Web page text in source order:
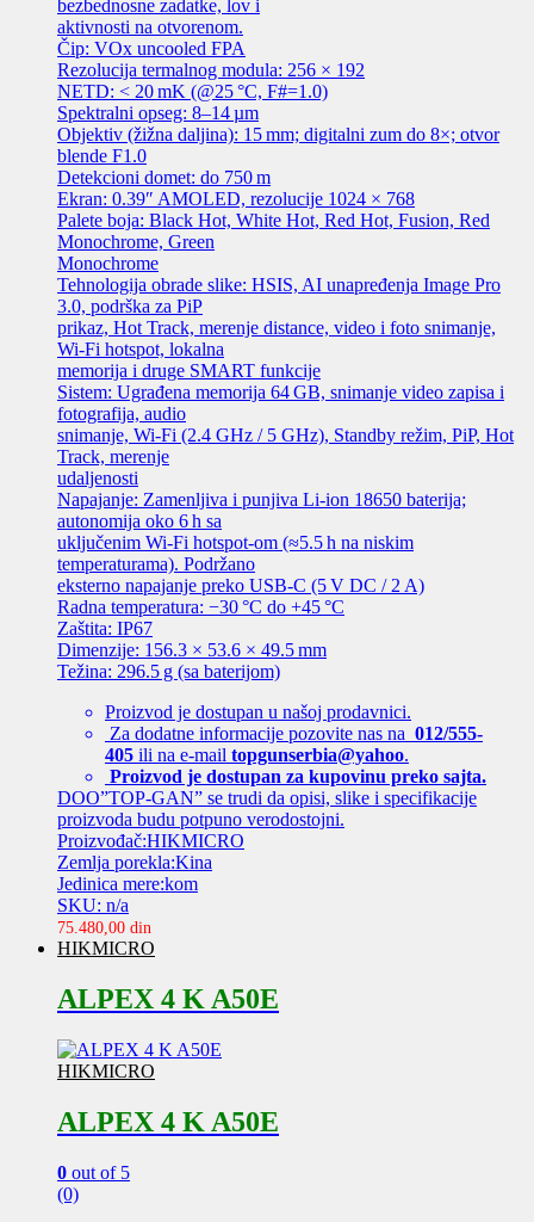
bezbednosne zadatke, lov i
aktivnosti na otvorenom.
Čip: VOx uncooled FPA
Rezolucija termalnog modula: 256 × 192
NETD: < 20 mK (@25 °C, F#=1.0)
Spektralni opseg: 8–14 µm
Objektiv (žižna daljina): 15 mm; digitalni zum do 8×; otvor
blende F1.0
Detekcioni domet: do 750 m
Ekran: 0.39″ AMOLED, rezolucije 1024 × 768
Palete boja: Black Hot, White Hot, Red Hot, Fusion, Red
Monochrome, Green
Monochrome
Tehnologija obrade slike: HSIS, AI unapređenja Image Pro
3.0, podrška za PiP
prikaz, Hot Track, merenje distance, video i foto snimanje,
Wi‑Fi hotspot, lokalna
memorija i druge SMART funkcije
Sistem: Ugrađena memorija 64 GB, snimanje video zapisa i
fotografija, audio
snimanje, Wi‑Fi (2.4 GHz / 5 GHz), Standby režim, PiP, Hot
Track, merenje
udaljenosti
Napajanje: Zamenljiva i punjiva Li‑ion 18650 baterija;
autonomija oko 6 h sa
uključenim Wi‑Fi hotspot-om (≈5.5 h na niskim
temperaturama). Podržano
eksterno napajanje preko USB-C (5 V DC / 2 A)
Radna temperatura: −30 °C do +45 °C
Zaštita: IP67
Dimenzije: 156.3 × 53.6 × 49.5 mm
Težina: 296.5 g (sa baterijom)
Proizvod je dostupan u našoj prodavnici.
Za dodatne informacije pozovite nas na 012/555-
405 ili na e-mail topgunserbia@yahoo.
Proizvod je dostupan za kupovinu preko sajta.
DOO”TOP-GAN” se trudi da opisi, slike i specifikacije
proizvoda budu potpuno verodostojni.
Proizvođač:HIKMICRO
Zemlja porekla:Kina
Jedinica mere:kom
SKU: n/a
75.480,00 din
HIKMICRO
ALPEX 4 K A50E
HIKMICRO
ALPEX 4 K A50E
0 out of 5
(0)